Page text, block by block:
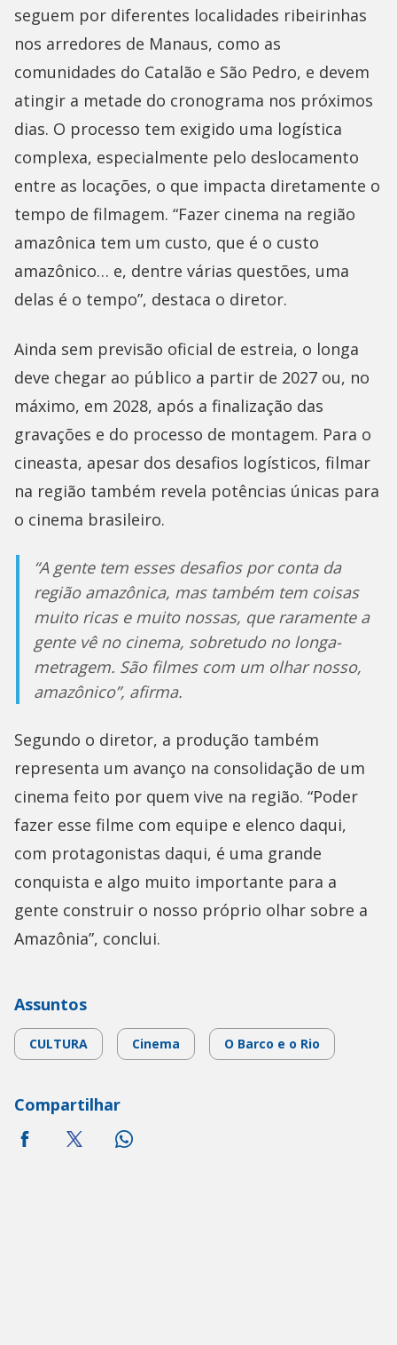
seguem por diferentes localidades ribeirinhas
nos arredores de Manaus, como as
comunidades do Catalão e São Pedro, e devem
atingir a metade do cronograma nos próximos
dias. O processo tem exigido uma logística
complexa, especialmente pelo deslocamento
entre as locações, o que impacta diretamente o
tempo de filmagem. “Fazer cinema na região
amazônica tem um custo, que é o custo
amazônico… e, dentre várias questões, uma
delas é o tempo”, destaca o diretor.
Ainda sem previsão oficial de estreia, o longa
deve chegar ao público a partir de 2027 ou, no
máximo, em 2028, após a finalização das
gravações e do processo de montagem. Para o
cineasta, apesar dos desafios logísticos, filmar
na região também revela potências únicas para
o cinema brasileiro.
“A gente tem esses desafios por conta da
região amazônica, mas também tem coisas
muito ricas e muito nossas, que raramente a
gente vê no cinema, sobretudo no longa-
metragem. São filmes com um olhar nosso,
amazônico”, afirma.
Segundo o diretor, a produção também
representa um avanço na consolidação de um
cinema feito por quem vive na região. “Poder
fazer esse filme com equipe e elenco daqui,
com protagonistas daqui, é uma grande
conquista e algo muito importante para a
gente construir o nosso próprio olhar sobre a
Amazônia”, conclui.
Assuntos
CULTURA Cinema O Barco e o Rio
Compartilhar